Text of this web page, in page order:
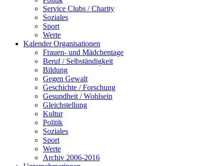
Service Clubs / Charity
Soziales
Sport
Werte
Kalender Organisationen
Frauen- und Mädchentage
Beruf / Selbständigkeit
Bildung
Gegen Gewalt
Geschichte / Forschung
Gesundheit / Wohlsein
Gleichstellung
Kultur
Politik
Soziales
Sport
Werte
Archiv 2006-2016